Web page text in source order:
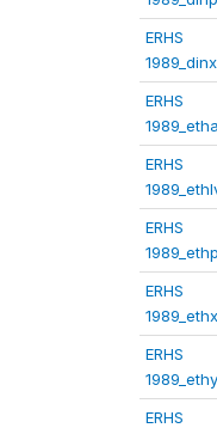
ERHS
ERHS
ERHS
ERHS
ERHS
ERHS
ERHS